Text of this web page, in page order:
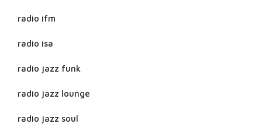
radio ifm
radio isa
radio jazz funk
radio jazz lounge
radio jazz soul